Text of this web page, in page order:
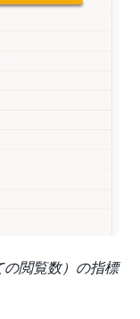
閲覧数）の指標